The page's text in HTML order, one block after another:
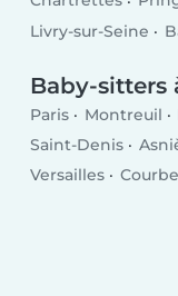
Livry-sur-Seine
Baby-sitters
Paris Montreuil
Saint-Denis
Versailles